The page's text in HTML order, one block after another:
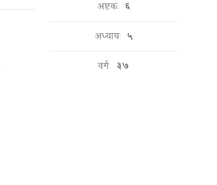
अष्टकः ६
अध्यायः ५
वर्गः ३७